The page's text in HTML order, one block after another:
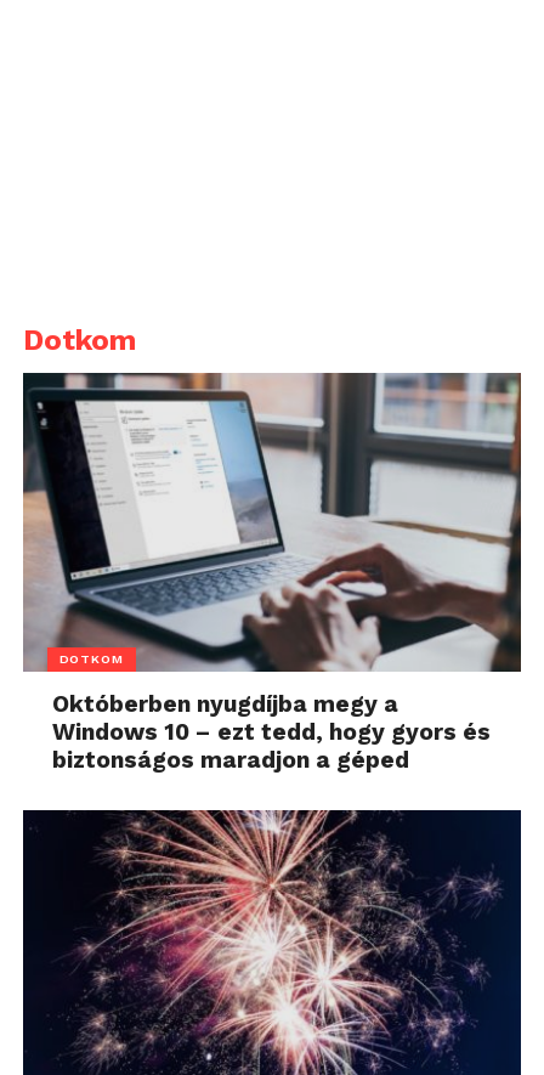
Dotkom
DOTKOM
Októberben nyugdíjba megy a
Windows 10 – ezt tedd, hogy gyors és
biztonságos maradjon a géped